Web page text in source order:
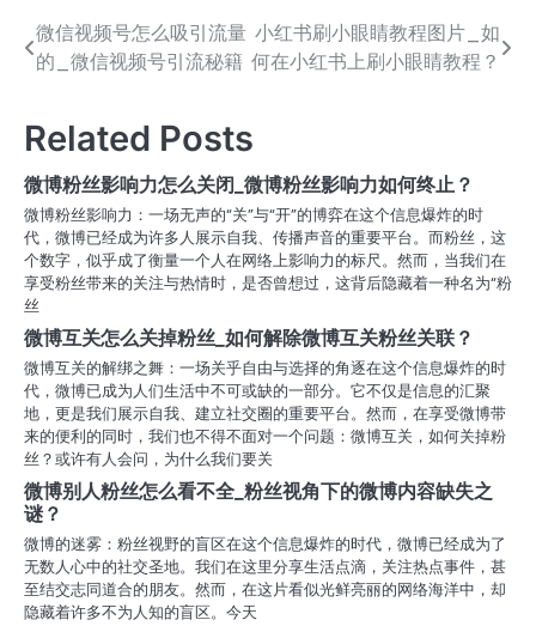
文
章
导
航
微信视频号怎么吸引流量
的_微信视频号引流秘籍
小红书刷小眼睛教程图片_如
何在小红书上刷小眼睛教程？
Related Posts
微博粉丝影响力怎么关闭_微博粉丝影响力如何终止？
微博粉丝影响力：一场无声的“关”与“开”的博弈在这个信息爆炸的时
代，微博已经成为许多人展示自我、传播声音的重要平台。而粉丝，这
个数字，似乎成了衡量一个人在网络上影响力的标尺。然而，当我们在
享受粉丝带来的关注与热情时，是否曾想过，这背后隐藏着一种名为“粉
丝
微博互关怎么关掉粉丝_如何解除微博互关粉丝关联？
微博互关的解绑之舞：一场关乎自由与选择的角逐在这个信息爆炸的时
代，微博已成为人们生活中不可或缺的一部分。它不仅是信息的汇聚
地，更是我们展示自我、建立社交圈的重要平台。然而，在享受微博带
来的便利的同时，我们也不得不面对一个问题：微博互关，如何关掉粉
丝？或许有人会问，为什么我们要关
微博别人粉丝怎么看不全_粉丝视角下的微博内容缺失之
谜？
微博的迷雾：粉丝视野的盲区在这个信息爆炸的时代，微博已经成为了
无数人心中的社交圣地。我们在这里分享生活点滴，关注热点事件，甚
至结交志同道合的朋友。然而，在这片看似光鲜亮丽的网络海洋中，却
隐藏着许多不为人知的盲区。今天